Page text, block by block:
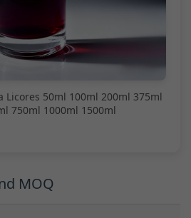
Licores 50ml 100ml 200ml 375ml
750ml 1000ml 1500ml
MOQ